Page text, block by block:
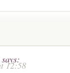
says:
12:58